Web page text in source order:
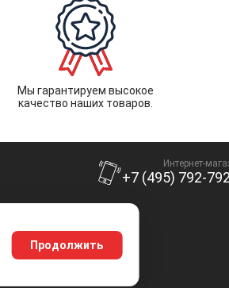
Мы гарантируем высокое
качество наших товаров.
Интернет-
+7 (495) 792-